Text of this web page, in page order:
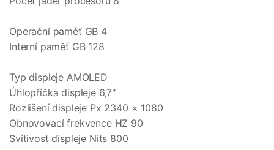
Operační paměť GB 4
Interní paměť GB 128
Typ displeje AMOLED
Úhlopříčka displeje 6,7"
Rozlišení displeje Px 2340 × 1080
Obnovovací frekvence HZ 90
Svítivost displeje Nits 800